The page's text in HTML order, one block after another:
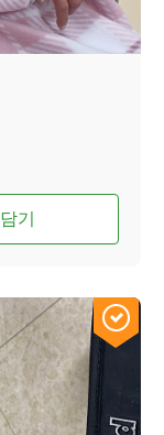
담기